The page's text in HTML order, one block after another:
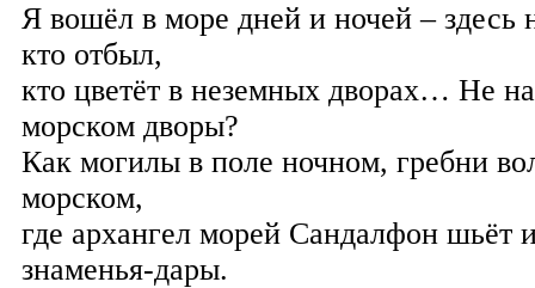
Я вошёл в море дней и ночей – здесь
кто отбыл,
кто цветёт в неземных дворах… Не
морском дворы?
Как могилы в поле ночном, гребни
морском,
где архангел морей Сандалфон шьёт
знаменья-дары.